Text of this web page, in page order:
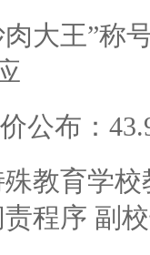
大王”称
公布：
教育学
程序 副